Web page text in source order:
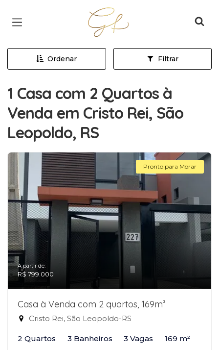
Página inicial
Ordenar Filtrar
1 Casa com 2 Quartos à
Venda em Cristo Rei, São
Leopoldo, RS
Pronto para Morar
A partir de:
R$ 799.000
Casa à Venda com 2 quartos, 169m²
Cristo Rei, São Leopoldo-RS
2 Quartos 3 Banheiros 3 Vagas 169 m²